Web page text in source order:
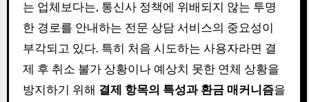
는 업체보다는, 통신사 정책에 위배되지 않는 투명
한 경로를 안내하는 전문 상담 서비스의 중요성이
부각되고 있다. 특히 처음 시도하는 사용자라면 결
제 후 취소 불가 상황이나 예상치 못한 연체 상황을
방지하기 위해 결제 항목의 특성과 환금 매커니즘을